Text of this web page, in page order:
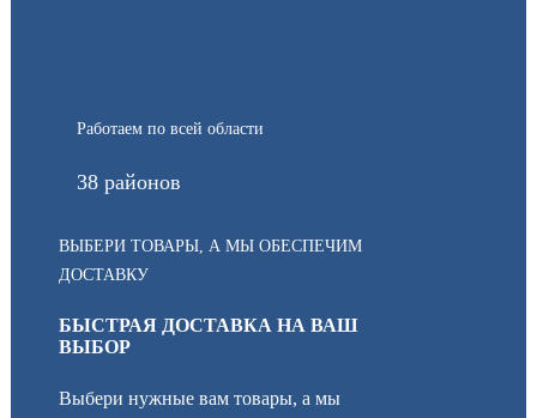
Работаем по всей области
38 районов
ВЫБЕРИ ТОВАРЫ, А МЫ ОБЕСПЕЧИМ
ДОСТАВКУ
БЫСТРАЯ ДОСТАВКА НА ВАШ
ВЫБОР
Выбери нужные вам товары, а мы